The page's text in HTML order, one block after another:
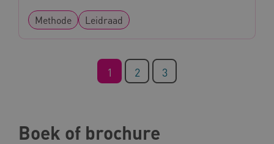
Methode Leidraad
1 2 3
Boek of brochure
AWSALBCORS